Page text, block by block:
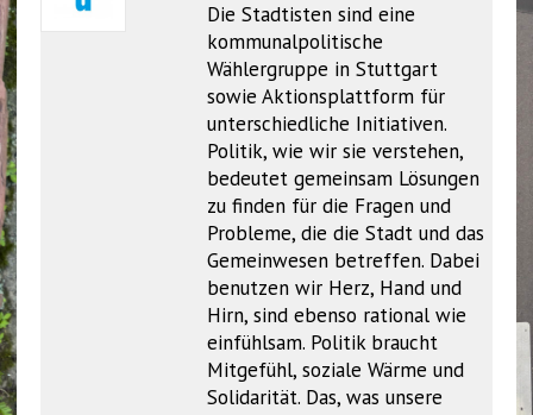
Die Stadtisten sind eine
kommunalpolitische
Wählergruppe in Stuttgart
sowie Aktionsplattform für
unterschiedliche Initiativen.
Politik, wie wir sie verstehen,
bedeutet gemeinsam Lösungen
zu finden für die Fragen und
Probleme, die die Stadt und das
Gemeinwesen betreffen. Dabei
benutzen wir Herz, Hand und
Hirn, sind ebenso rational wie
einfühlsam. Politik braucht
Mitgefühl, soziale Wärme und
Solidarität. Das, was unsere